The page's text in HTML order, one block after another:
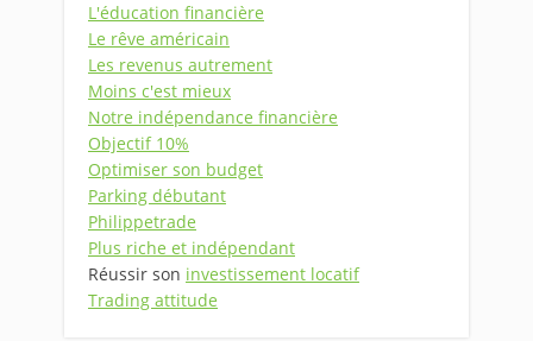
L'éducation financière
Le rêve américain
Les revenus autrement
Moins c'est mieux
Notre indépendance financière
Objectif 10%
Optimiser son budget
Parking débutant
Philippetrade
Plus riche et indépendant
Réussir son investissement locatif
Trading attitude